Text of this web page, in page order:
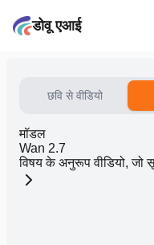
डोवू एआई
छवि से वीडियो
मॉडल
Wan 2.7
विषय के अनुरूप वीडियो, जो